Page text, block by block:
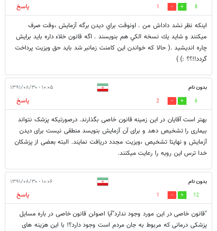
8
1
پاسخ
اينكه نظر نشد داداش من . اونوقت براي ديدن برگه آزمايش ،وقت صرف
ميكنند و شايد يك نسخه الكي هم بنويسند . اگه قانون خلاء داره بايد برايش
چاره انديشيد .( حالا كه خواندن اين كامنت زمانبر شد بايد حق ويزيت پرداخت
گردد!!؟؟ :) )
بدون نام ۱۰:۰۵ - ۱۳۹۱/۰۸/۳۰
6
2
پاسخ
بهتر است آقایان در این زمینه قانون خاصی بگذارند. درصورتیکه پزشک نتواند
بیماری را تشخیص دهد و برای آن آزمایش بنویسد منطقی نیست برای دیدن
آزمایش و نهایتا تشخیص ،ویزیت مجدد دریافت نمایند. البته بعضی از پزشکان
خدا ترس این رویه را رعایت میکنند.
بدون نام ۱۰:۰۶ - ۱۳۹۱/۰۸/۳۰
12
1
پاسخ
"قانون خاصی در این مورد وجود ندارد"آیا اصولن قانون خاصی در باره مسایل
پزشکی درمانی که مربوط به جان مردم است وجود دارد؟! با این هزینه های